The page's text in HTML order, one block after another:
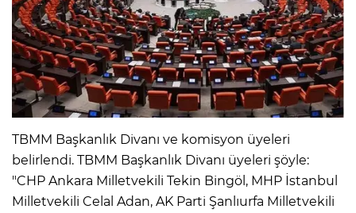
TBMM Başkanlık Divanı ve komisyon üyeleri
belirlendi. TBMM Başkanlık Divanı üyeleri şöyle:
"CHP Ankara Milletvekili Tekin Bingöl, MHP İstanbul
Milletvekili Celal Adan, AK Parti Şanlıurfa Milletvekili